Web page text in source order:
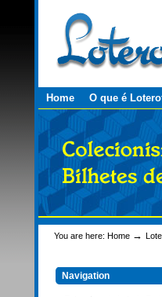
content.
Home O que é
You are here: Home →
Navigation